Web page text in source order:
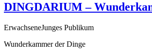
DINGDARIUM –
ErwachseneJunges Publikum
Wunderkammer der Dinge